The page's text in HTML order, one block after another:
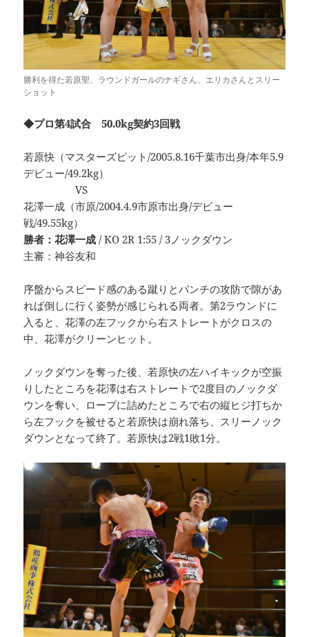
勝利を得た若原聖、ラウンドガールのナギさん、エリカさんとスリー
ショット
◆プロ第4試合 50.0kg契約3回戦
若原快（マスターズピット/2005.8.16千葉市出身/本年5.9
デビュー/49.2kg）
VS
花澤一成（市原/2004.4.9市原市出身/デビュー
戦/49.55kg）
勝者：花澤一成 / KO 2R 1:55 / 3ノックダウン
主審：神谷友和
序盤からスピード感のある蹴りとパンチの攻防で隙があ
れば倒しに行く姿勢が感じられる両者。第2ラウンドに
入ると、花澤の左フックから右ストレートがクロスの
中、花澤がクリーンヒット。
ノックダウンを奪った後、若原快の左ハイキックが空振
りしたところを花澤は右ストレートで2度目のノックダ
ウンを奪い、ロープに詰めたところで右の縦ヒジ打ちか
ら左フックを被せると若原快は崩れ落ち、スリーノック
ダウンとなって終了。若原快は2戦1敗1分。